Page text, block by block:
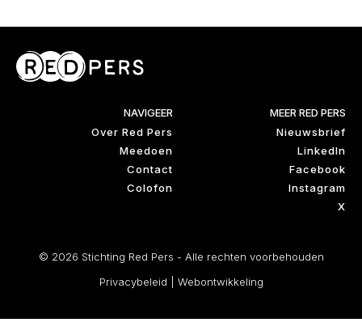
NAVIGEER
Over Red Pers
Meedoen
Contact
Colofon
MEER RED PERS
Nieuwsbrief
LinkedIn
Facebook
Instagram
X
© 2026 Stichting Red Pers - Alle rechten voorbehouden
Privacybeleid
Webontwikkeling